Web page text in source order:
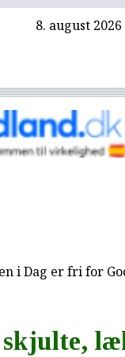
8. august 2026
i Dag er fri for